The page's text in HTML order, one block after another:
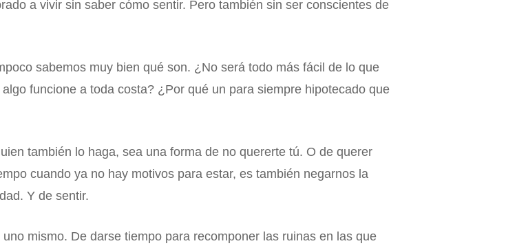
a vivir sin saber cómo sentir. Pero también sin ser conscientes de
sabemos muy bien qué son. ¿No será todo más fácil de lo que
funcione a toda costa? ¿Por qué un para siempre hipotecado que
también lo haga, sea una forma de no quererte tú. O de querer
cuando ya no hay motivos para estar, es también negarnos la
Y de sentir.
mismo. De darse tiempo para recomponer las ruinas en las que